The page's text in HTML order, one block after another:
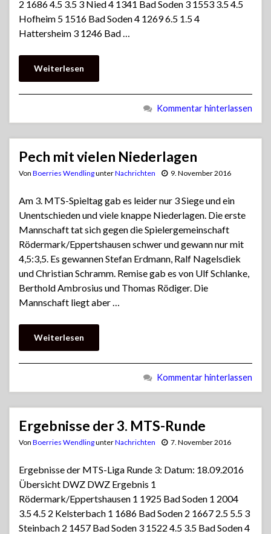
2 1686 4.5 3.5 3 Nied 4 1341 Bad Soden 3 1553 3.5 4.5
Hofheim 5 1516 Bad Soden 4 1269 6.5 1.5 4
Hattersheim 3 1246 Bad …
Weiterlesen
Kommentar hinterlassen
Pech mit vielen Niederlagen
Von Boerries WendlingunterNachrichten 9. November 2016
Am 3. MTS-Spieltag gab es leider nur 3 Siege und ein
Unentschieden und viele knappe Niederlagen. Die erste
Mannschaft tat sich gegen die Spielergemeinschaft
Rödermark/Eppertshausen schwer und gewann nur mit
4,5:3,5. Es gewannen Stefan Erdmann, Ralf Nagelsdiek
und Christian Schramm. Remise gab es von Ulf Schlanke,
Berthold Ambrosius und Thomas Rödiger. Die
Mannschaft liegt aber …
Weiterlesen
Kommentar hinterlassen
Ergebnisse der 3. MTS-Runde
Von Boerries WendlingunterNachrichten 7. November 2016
Ergebnisse der MTS-Liga Runde 3: Datum: 18.09.2016
Übersicht DWZ DWZ Ergebnis 1
Rödermark/Eppertshausen 1 1925 Bad Soden 1 2004
3.5 4.5 2 Kelsterbach 1 1686 Bad Soden 2 1667 2.5 5.5 3
Steinbach 2 1457 Bad Soden 3 1522 4.5 3.5 Bad Soden 4